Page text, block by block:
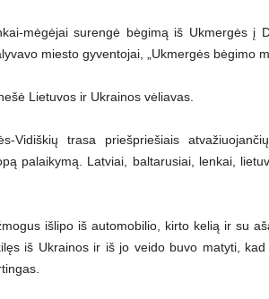
mėgėjai surengė bėgimą iš Ukmergės į
miesto gyventojai, „Ukmergės bėgimo
Lietuvos ir Ukrainos vėliavas.
Vidiškių trasa priešpriešiais
palaikymą. Latviai, baltarusiai, lenkai,
išlipo iš automobilio, kirto kelią ir su
iš Ukrainos ir iš jo veido buvo matyti,